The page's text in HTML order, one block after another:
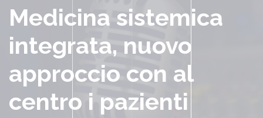
Medicina sistemica
integrata, nuovo
approccio con al
centro i pazienti